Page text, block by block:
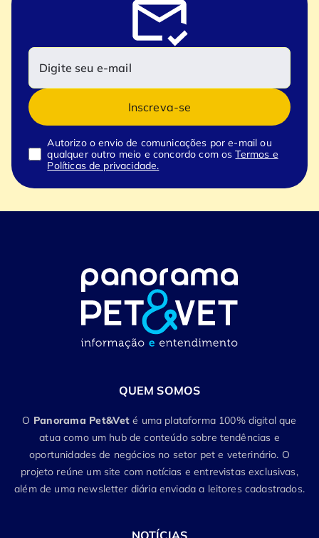
Inscreva-se
Autorizo o envio de comunicações por e-mail ou
qualquer outro meio e concordo com osTermos e
Políticas de privacidade.
QUEM SOMOS
O Panorama Pet&Vet é uma plataforma 100% digital que
atua como um hub de conteúdo sobre tendências e
oportunidades de negócios no setor pet e veterinário. O
projeto reúne um site com notícias e entrevistas exclusivas,
além de uma newsletter diária enviada a leitores cadastrados.
NOTÍCIAS